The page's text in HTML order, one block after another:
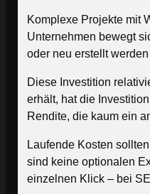
Komplexe Projekte mit
Unternehmen bewegt
oder neu erstellt
Diese Investition
erhält, hat die
Rendite, die kaum ein
Laufende Kosten
sind keine optionalen
einzelnen Klick – bei